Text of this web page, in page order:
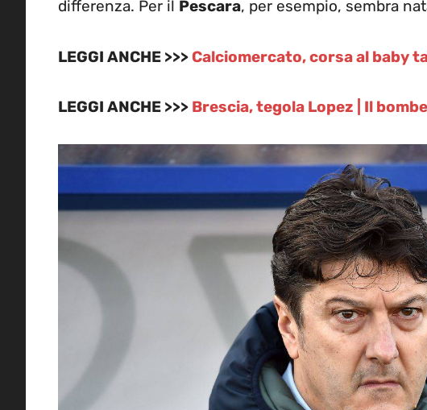
differenza. Per il Pescara, per esempio, sembra
LEGGI ANCHE >>> Calciomercato, corsa al baby
LEGGI ANCHE >>> Brescia, tegola Lopez | Il